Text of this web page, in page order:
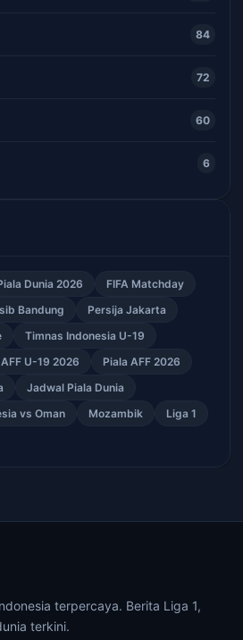
84
72
60
6
Dunia 2026
FIFA Matchday
Bandung
Persija Jakarta
Timnas Indonesia U-19
U-19 2026
Piala AFF 2026
Jadwal Piala Dunia
vs Oman Mozambik
Liga 1
terpercaya. Berita Liga 1,
terkini.